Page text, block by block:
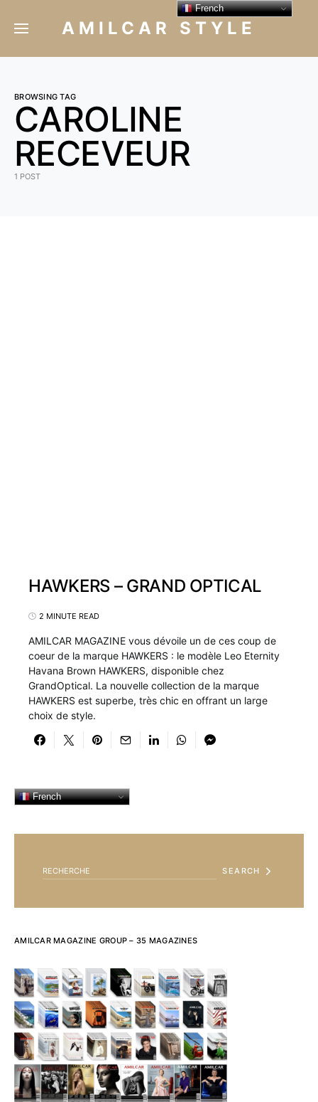
AMILCAR STYLE
BROWSING TAG
CAROLINE
RECEVEUR
1 POST
HAWKERS – GRAND OPTICAL
2 MINUTE READ
AMILCAR MAGAZINE vous dévoile un de ces coup de
coeur de la marque HAWKERS : le modèle Leo Eternity
Havana Brown HAWKERS, disponible chez
GrandOptical. La nouvelle collection de la marque
HAWKERS est superbe, très chic en offrant un large
choix de style.
French
SEARCH
AMILCAR MAGAZINE GROUP – 35 MAGAZINES
French